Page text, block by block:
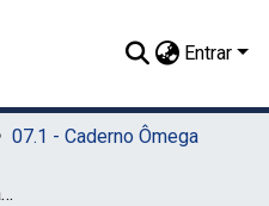
Entrar
07.1 - Caderno Ômega
Notícia de três festas para Reis Negros no Médio São Francisco